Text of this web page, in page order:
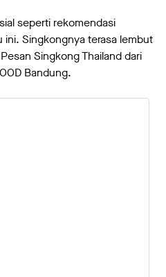
seperti rekomendasi
ini. Singkongnya terasa lembut
Singkong Thailand dari
Bandung.